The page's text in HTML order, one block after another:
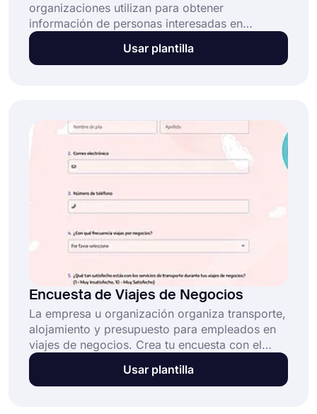
organizaciones utilizan para obtener
información de personas interesadas en
participar en un torneo de golf se conoce como
formulario de inscripción para torneo de golf.
Usar plantilla
Encuesta de Viajes de Negocios
La empresa u organización organiza transporte,
alojamiento y presupuesto para empleados en
viajes de negocios. Crea tu encuesta con el
modelo de encuesta de viajes de negocios para
recopilar comentarios sobre las experiencias de
Usar plantilla